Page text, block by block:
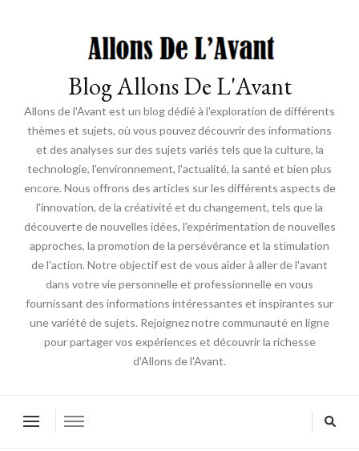
Blog Allons De L'Avant
Allons de l'Avant est un blog dédié à l'exploration de différents
thèmes et sujets, où vous pouvez découvrir des informations
et des analyses sur des sujets variés tels que la culture, la
technologie, l'environnement, l'actualité, la santé et bien plus
encore. Nous offrons des articles sur les différents aspects de
l'innovation, de la créativité et du changement, tels que la
découverte de nouvelles idées, l'expérimentation de nouvelles
approches, la promotion de la persévérance et la stimulation
de l'action. Notre objectif est de vous aider à aller de l'avant
dans votre vie personnelle et professionnelle en vous
fournissant des informations intéressantes et inspirantes sur
une variété de sujets. Rejoignez notre communauté en ligne
pour partager vos expériences et découvrir la richesse
d'Allons de l'Avant.